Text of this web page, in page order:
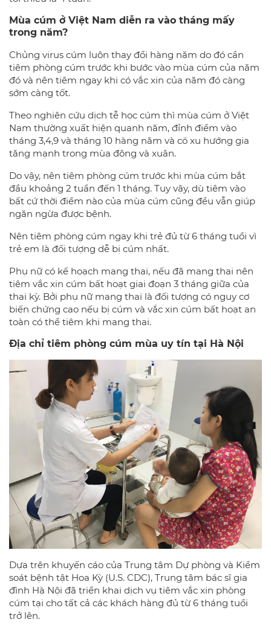
Mùa cúm ở Việt Nam diễn ra vào tháng mấy
trong năm?
Chủng virus cúm luôn thay đổi hàng năm do đó cần
tiêm phòng cúm trước khi bước vào mùa cúm của năm
đó và nên tiêm ngay khi có vắc xin của năm đó càng
sớm càng tốt.
Theo nghiên cứu dịch tễ học cúm thì mùa cúm ở Việt
Nam thường xuất hiện quanh năm, đỉnh điểm vào
tháng 3,4,9 và tháng 10 hàng năm và có xu hướng gia
tăng mạnh trong mùa đông và xuân.
Do vậy, nên tiêm phòng cúm trước khi mùa cúm bắt
đầu khoảng 2 tuần đến 1 tháng. Tuy vậy, dù tiêm vào
bất cứ thời điểm nào của mùa cúm cũng đều vẫn giúp
ngăn ngừa được bệnh.
Nên tiêm phòng cúm ngay khi trẻ đủ từ 6 tháng tuổi vì
trẻ em là đối tượng dễ bị cúm nhất.
Phụ nữ có kế hoạch mang thai, nếu đã mang thai nên
tiêm vắc xin cúm bất hoạt giai đoạn 3 tháng giữa của
thai kỳ. Bởi phụ nữ mang thai là đối tượng có nguy cơ
biến chứng cao nếu bị cúm và vắc xin cúm bất hoạt an
toàn có thể tiêm khi mang thai.
Địa chỉ tiêm phòng cúm mùa uy tín tại Hà Nội
Dựa trên khuyến cáo của Trung tâm Dự phòng và Kiểm
soát bệnh tật Hoa Kỳ (U.S. CDC), Trung tâm bác sĩ gia
đình Hà Nội đã triển khai dịch vụ tiêm vắc xin phòng
cúm tại cho tất cả các khách hàng đủ từ 6 tháng tuổi
trở lên.